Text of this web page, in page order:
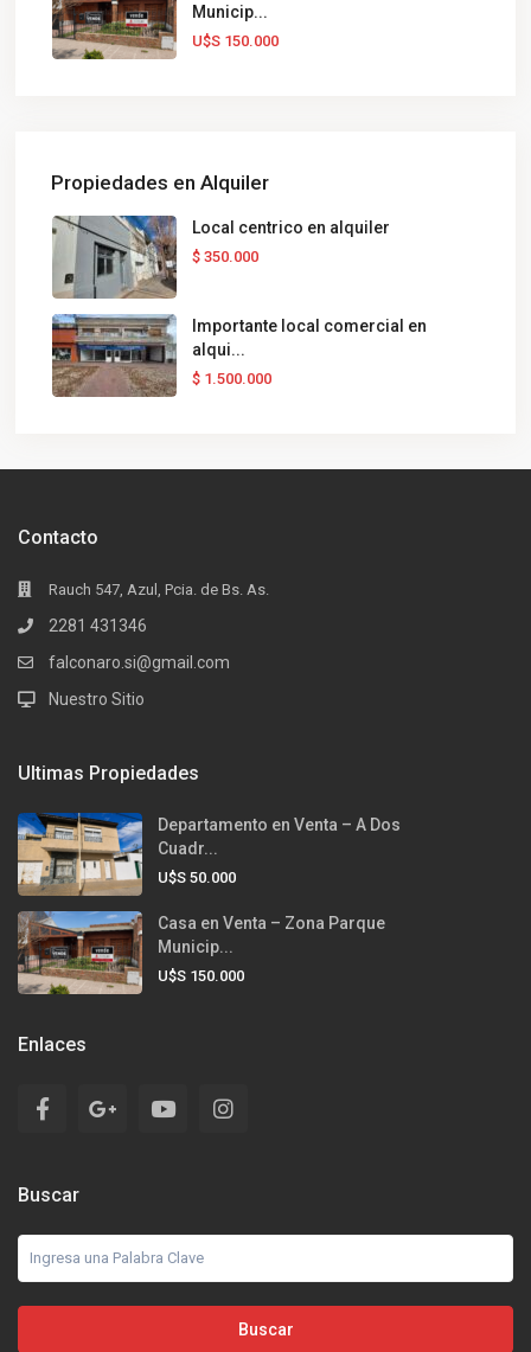
Municip...
U$S 150.000
Propiedades en Alquiler
Local centrico en alquiler
$ 350.000
Importante local comercial en
alqui...
$ 1.500.000
Contacto
Rauch 547, Azul, Pcia. de Bs. As.
2281 431346
falconaro.si@gmail.com
Nuestro Sitio
Ultimas Propiedades
Departamento en Venta – A Dos
Cuadr...
U$S 50.000
Casa en Venta – Zona Parque
Municip...
U$S 150.000
Enlaces
Buscar
Buscar